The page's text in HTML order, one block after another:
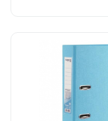
Додати до порівняння